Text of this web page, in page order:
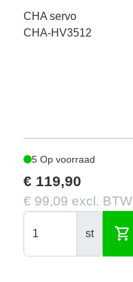
CHA servo
CHA-HV3512
5 Op voorraad
€ 119,90
€ 99,09 excl. BTW
st shopping_cart